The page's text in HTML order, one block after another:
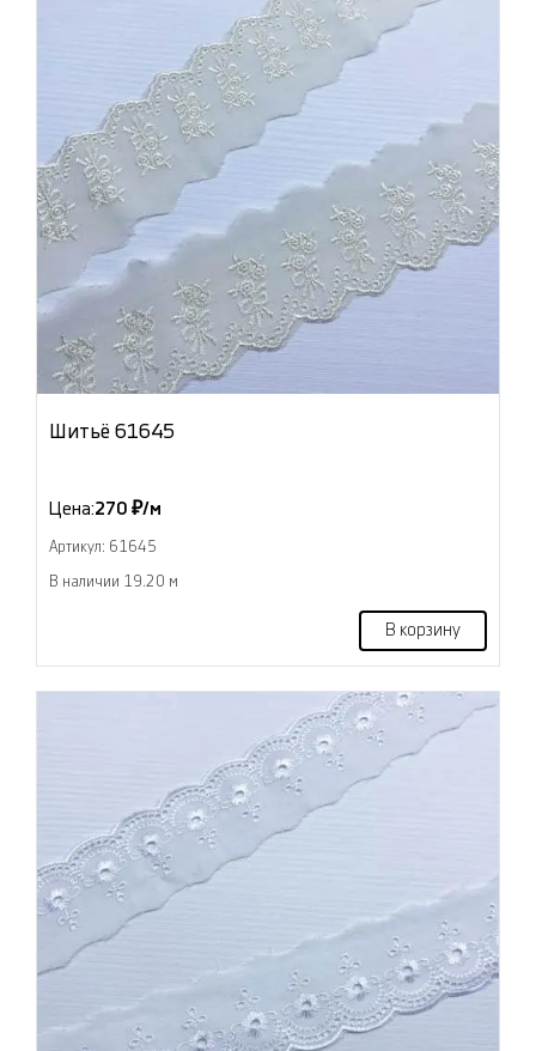
Шитьё 61645
Цена:270 ₽/м
Артикул: 61645
В наличии 19.20 м
В корзину